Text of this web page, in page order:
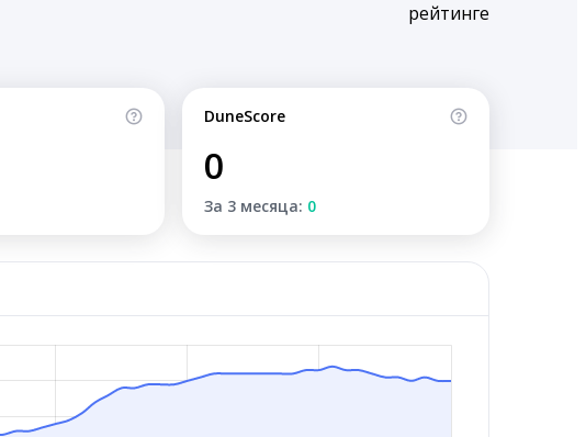
рейтинге
DuneScore
0
За 3 месяца: 0